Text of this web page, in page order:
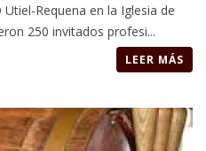
Requena en la Iglesia de
250 invitados profesi...
LEER MÁS